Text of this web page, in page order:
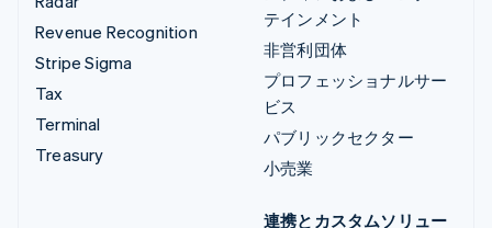
Revenue Recognition
Stripe Sigma
Tax
Terminal
Treasury
テインメント
非営利団体
プロフェッショナルサー
ビス
パブリックセクター
小売業
連携とカスタムソリュー